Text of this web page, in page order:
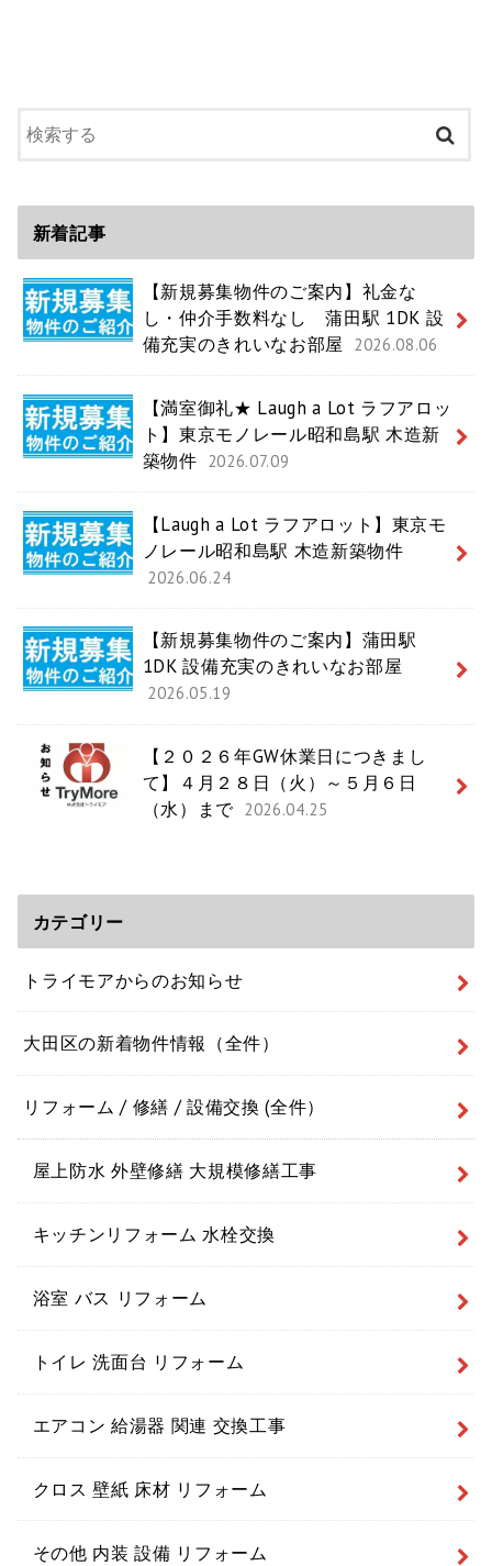
新着記事
【新規募集物件のご案内】礼金な
し・仲介手数料なし 蒲田駅 1DK 設
備充実のきれいなお部屋
2026.08.06
【満室御礼★ Laugh a Lot ラフアロッ
ト】東京モノレール昭和島駅 木造新
築物件
2026.07.09
【Laugh a Lot ラフアロット】東京モ
ノレール昭和島駅 木造新築物件
2026.06.24
【新規募集物件のご案内】蒲田駅
1DK 設備充実のきれいなお部屋
2026.05.19
【２０２６年GW休業日につきまし
て】４月２８日（火）～５月６日
（水）まで 2026.04.25
カテゴリー
トライモアからのお知らせ
大田区の新着物件情報（全件）
リフォーム / 修繕 / 設備交換 (全件）
屋上防水 外壁修繕 大規模修繕工事
キッチンリフォーム 水栓交換
浴室 バス リフォーム
トイレ 洗面台 リフォーム
エアコン 給湯器 関連 交換工事
クロス 壁紙 床材 リフォーム
その他 内装 設備 リフォーム